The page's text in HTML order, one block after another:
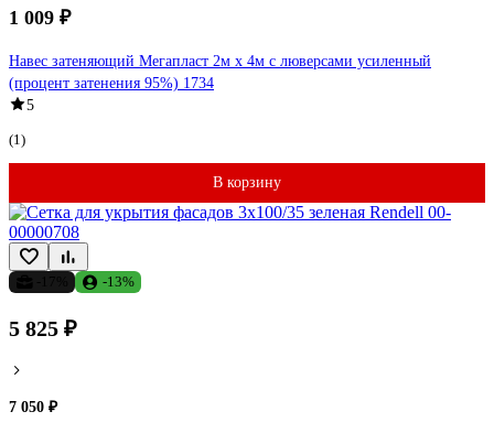
1 009 ₽
Навес затеняющий Мегапласт 2м х 4м с люверсами усиленный
(процент затенения 95%) 1734
5
(1)
В корзину
-13%
5 825 ₽
7 050 ₽